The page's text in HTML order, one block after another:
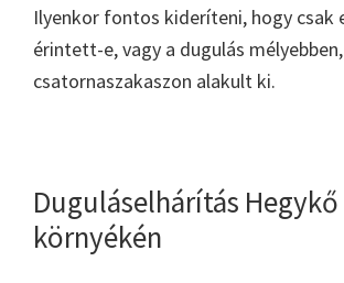
Ilyenkor fontos kideríteni, hogy csak
érintett-e, vagy a dugulás
csatornaszakaszon alakult ki.
Duguláselhárítás Hegykő
környékén